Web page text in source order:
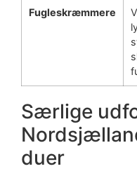
Fugleskræmmere
Særlige
duer